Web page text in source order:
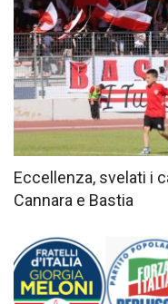
Eccellenza, svelati i
Cannara e Bastia